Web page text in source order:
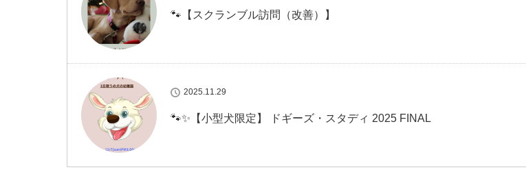
🐾【スクランブル訪問（改善）】
2025.11.29
🐾✨【小型犬限定】 ドギーズ・スタディ 2025 FINAL